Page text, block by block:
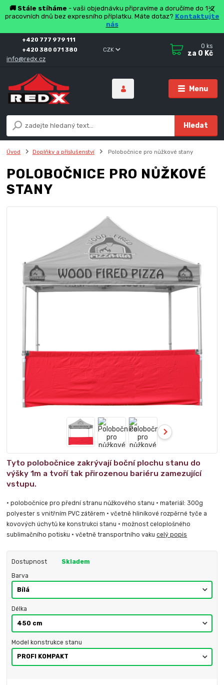
🚚 Stále stíháme - vaši objednávku připravíme a doručíme do 1-2
pracovních dnů bez expresního příplatku. Máte dotaz? Kontaktujte
nás
Menu
CZK
Hledat
+420 777 979 111
+420 380 071 380
info@redx.cz
0 ks
za 0 Kč
Úvod Doplňky a příslušenství Polobočnice pro nůžkové stany
POLOBOČNICE PRO NŮŽKOVÉ
STANY
Tyto polobočnice zakrývají boční plochu stanu do
výšky 1m a tvoří tak přirozenou bariéru zamezující
vstupu.
• polobočnice pro přední stranu nůžkového stanu • materiál: 300g
polyester s vnitřním PVC zátěrem • včetně hliníkové rozpěrné tyče a
kovových úchytů ke konstrukci stanu • možnost celoplošného
sublimačního potisku • včetně transportního vakucelý popis
Dostupnost Skladem
Barva
Délka
Model konstrukce stanu